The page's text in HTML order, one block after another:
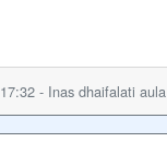
- Inas dhaifalati aula